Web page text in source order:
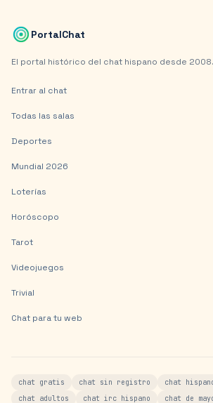
PortalChat
El portal histórico del chat hispano desde 2008.
Entrar al chat
Todas las salas
Deportes
Mundial 2026
Loterías
Horóscopo
Tarot
Videojuegos
Trivial
Chat para tu web
chat gratis chat sin registro chat
chat adultos
chat irc hispano chat de